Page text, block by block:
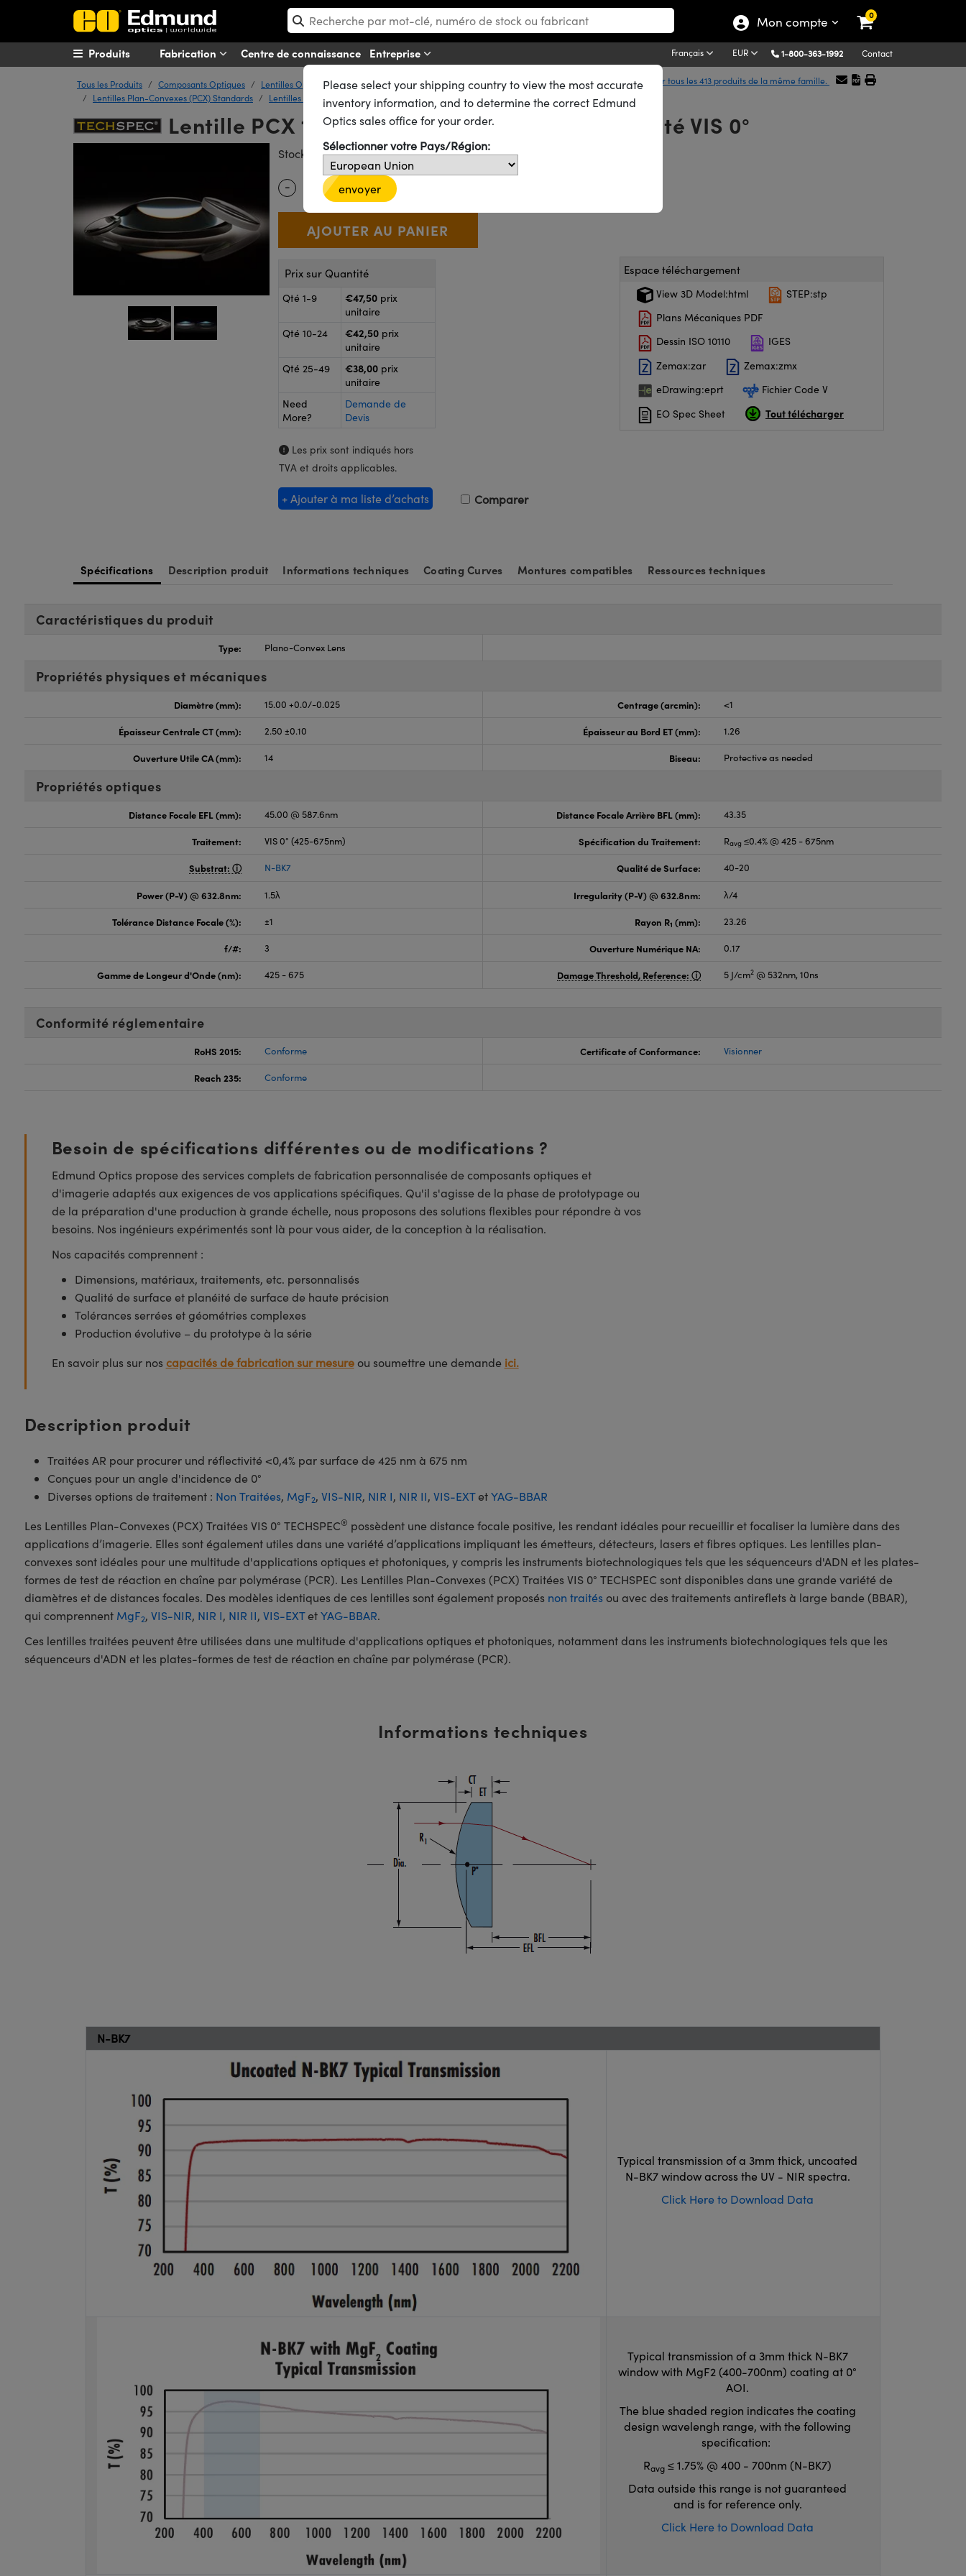
Mon compte 0
Fabrication Centre de connaissance Entreprise Français EUR 1-800-363-1992 Contact
Produits
Tous les Produits Composants Optiques Lentilles Optiques
Lentilles Plan-Convexes (PCX)
Lentilles Plan-Convexes (PCX) Standards
Lentilles Plan-Convexes (PCX) Traitées VIS 0°
Afficher tous les 413 produits de la même famille.
Lentille PCX 15mm de Diamètre x 45mm FL, traité VIS 0°
Stock #49-899 16 In Stock D’autres traitements
Quantity Selector
- Use the plus and minus buttons to adjust the quantity.
+ €47,50
Prix sur Quantité
Qté 1-9 €47,50 prix
unitaire
Qté 10-24
€42,50 prix
unitaire
Qté 25-49
€38,00 prix
unitaire
Need
More?
Demande de
Devis
Les prix sont indiqués hors
TVA et droits applicables.
+ Ajouter à ma liste d’achats Comparer
Espace téléchargement
View 3D Model:html
STEP:stp
Plans Mécaniques PDF
Dessin ISO 10110
IGES
Zemax:zar
Zemax:zmx
eDrawing:eprt
Fichier Code V
EO Spec Sheet
Tout télécharger
Spécifications Description produit Informations techniques Coating Curves Montures compatibles Ressources techniques
Caractéristiques du produit
Type: Plano-Convex Lens
Propriétés physiques et mécaniques
Diamètre (mm): 15.00 +0.0/-0.025 Centrage (arcmin): <1
Épaisseur Centrale CT (mm): 2.50 ±0.10 Épaisseur au Bord ET (mm): 1.26
Ouverture Utile CA (mm): 14 Biseau: Protective as needed
Propriétés optiques
Distance Focale EFL (mm): 45.00 @ 587.6nm Distance Focale Arrière BFL (mm): 43.35
Traitement: VIS 0° (425-675nm) Spécification du Traitement: Ravg ≤0.4% @ 425 - 675nm
Substrat: N-BK7 Qualité de Surface: 40-20
Power (P-V) @ 632.8nm: 1.5λ Irregularity (P-V) @ 632.8nm: λ/4
Tolérance Distance Focale (%): ±1 Rayon R1 (mm): 23.26
f/#: 3 Ouverture Numérique NA: 0.17
Gamme de Longeur d'Onde (nm): 425 - 675 Damage Threshold, Reference: 5 J/cm2 @ 532nm, 10ns
Conformité réglementaire
RoHS 2015: Conforme Certificate of Conformance: Visionner
Reach 235: Conforme
Besoin de spécifications différentes ou de modifications ?
Edmund Optics propose des services complets de fabrication personnalisée de composants optiques et
d'imagerie adaptés aux exigences de vos applications spécifiques. Qu'il s'agisse de la phase de prototypage ou
de la préparation d'une production à grande échelle, nous proposons des solutions flexibles pour répondre à vos
besoins. Nos ingénieurs expérimentés sont là pour vous aider, de la conception à la réalisation.
Nos capacités comprennent :
Dimensions, matériaux, traitements, etc. personnalisés
Qualité de surface et planéité de surface de haute précision
Tolérances serrées et géométries complexes
Production évolutive – du prototype à la série
En savoir plus sur nos capacités de fabrication sur mesureou soumettre une demande ici.
Description produit
Traitées AR pour procurer und réflectivité <0,4% par surface de 425 nm à 675 nm
Conçues pour un angle d'incidence de 0°
Diverses options de traitement : Non Traitées, MgF2, VIS-NIR, NIR I, NIR II, VIS-EXTetYAG-BBAR
Les Lentilles Plan-Convexes (PCX) Traitées VIS 0° TECHSPEC® possèdent une distance focale positive, les rendant idéales pour recueillir et focaliser la lumière dans des
applications d’imagerie. Elles sont également utiles dans une variété d’applications impliquant les émetteurs, détecteurs, lasers et fibres optiques. Les lentilles plan-
convexes sont idéales pour une multitude d'applications optiques et photoniques, y compris les instruments biotechnologiques tels que les séquenceurs d'ADN et les plates-
formes de test de réaction en chaîne par polymérase (PCR). Les Lentilles Plan-Convexes (PCX) Traitées VIS 0° TECHSPEC sont disponibles dans une grande variété de
diamètres et de distances focales. Des modèles identiques de ces lentilles sont également proposés non traités ou avec des traitements antireflets à large bande (BBAR),
qui comprennent MgF2, VIS-NIR, NIR I, NIR II, VIS-EXTetYAG-BBAR.
Ces lentilles traitées peuvent être utilisées dans une multitude d'applications optiques et photoniques, notamment dans les instruments biotechnologiques tels que les
séquenceurs d'ADN et les plates-formes de test de réaction en chaîne par polymérase (PCR).
Informations techniques
N-BK7
Typical transmission of a 3mm thick, uncoated
N-BK7 window across the UV - NIR spectra.
Click Here to Download Data
Typical transmission of a 3mm thick N-BK7
window with MgF2 (400-700nm) coating at 0°
AOI.
The blue shaded region indicates the coating
design wavelengh range, with the following
specification:
Ravg ≤ 1.75% @ 400 - 700nm (N-BK7)
Data outside this range is not guaranteed
and is for reference only.
Click Here to Download Data
Please select your shipping country to view the most accurate
inventory information, and to determine the correct Edmund
Optics sales office for your order.
Sélectionner votre Pays/Région:
envoyer